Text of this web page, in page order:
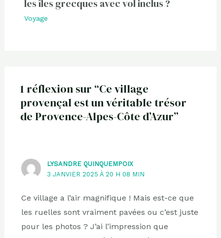
les îles grecques avec vol inclus ?
Voyage
1 réflexion sur “Ce village
provençal est un véritable trésor
de Provence-Alpes-Côte d’Azur”
LYSANDRE QUINQUEMPOIX
3 JANVIER 2025 À 20 H 08 MIN
Ce village a l’air magnifique ! Mais est-ce que
les ruelles sont vraiment pavées ou c’est juste
pour les photos ? J’ai l’impression que